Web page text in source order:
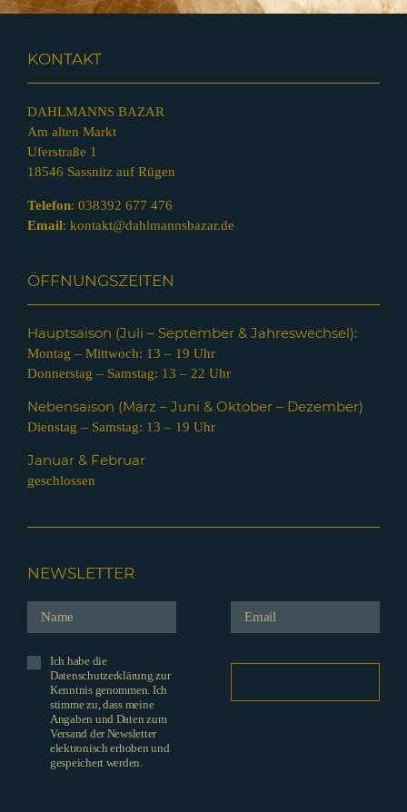
KONTAKT
DAHLMANNS BAZAR
Am alten Markt
Uferstraße 1
18546 Sassnitz auf Rügen
Telefon: 038392 677 476
Email: kontakt@dahlmannsbazar.de
ÖFFNUNGSZEITEN
Hauptsaison (Juli – September & Jahreswechsel):
Montag – Mittwoch: 13 – 19 Uhr
Donnerstag – Samstag: 13 – 22 Uhr
Nebensaison (März – Juni & Oktober – Dezember)
Dienstag – Samstag: 13 – 19 Uhr
Januar & Februar
geschlossen
NEWSLETTER
Ich habe die
Datenschutzerklärung zur
Kenntnis genommen. Ich
stimme zu, dass meine
Angaben und Daten zum
Versand der Newsletter
elektronisch erhoben und
gespeichert werden.